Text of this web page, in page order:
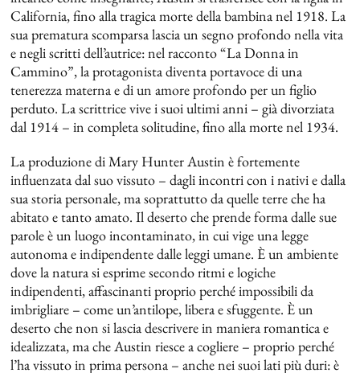
California, fino alla tragica morte della bambina nel 1918. La
sua prematura scomparsa lascia un segno profondo nella vita
e negli scritti dell’autrice: nel racconto “La Donna in
Cammino”, la protagonista diventa portavoce di una
tenerezza materna e di un amore profondo per un figlio
perduto. La scrittrice vive i suoi ultimi anni – già divorziata
dal 1914 – in completa solitudine, fino alla morte nel 1934.
La produzione di Mary Hunter Austin è fortemente
influenzata dal suo vissuto – dagli incontri con i nativi e dalla
sua storia personale, ma soprattutto da quelle terre che ha
abitato e tanto amato. Il deserto che prende forma dalle sue
parole è un luogo incontaminato, in cui vige una legge
autonoma e indipendente dalle leggi umane. È un ambiente
dove la natura si esprime secondo ritmi e logiche
indipendenti, affascinanti proprio perché impossibili da
imbrigliare – come un’antilope, libera e sfuggente. È un
deserto che non si lascia descrivere in maniera romantica e
idealizzata, ma che Austin riesce a cogliere – proprio perché
l’ha vissuto in prima persona – anche nei suoi lati più duri: è